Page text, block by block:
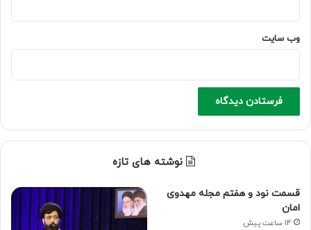
وب‌ سایت
نوشته های تازه
قسمت نود و هفتم مجله مهدوی
امان
14 ساعت پیش